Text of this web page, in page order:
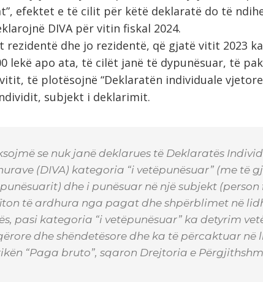
efektet e të cilit për këtë deklaratë do të
DIVA për vitin fiskal 2024.
rezidentë dhe jo rezidentë, që gjatë vitit 2023
lekë apo ata, të cilët janë të dypunësuar, të
të plotësojnë “Deklaratën individuale
subjekt i deklarimit.
se nuk janë deklarues të Deklaratës
(DIVA) kategoria “i vetëpunësuar” (me të
dhe i punësuar në një subjekt
të ardhura nga pagat dhe shpërblimet në
pasi kategoria “i vetëpunësuar” ka detyrim
dhe shëndetësore dhe ka të përcaktuar në
“Paga bruto”, sqaron Drejtoria e